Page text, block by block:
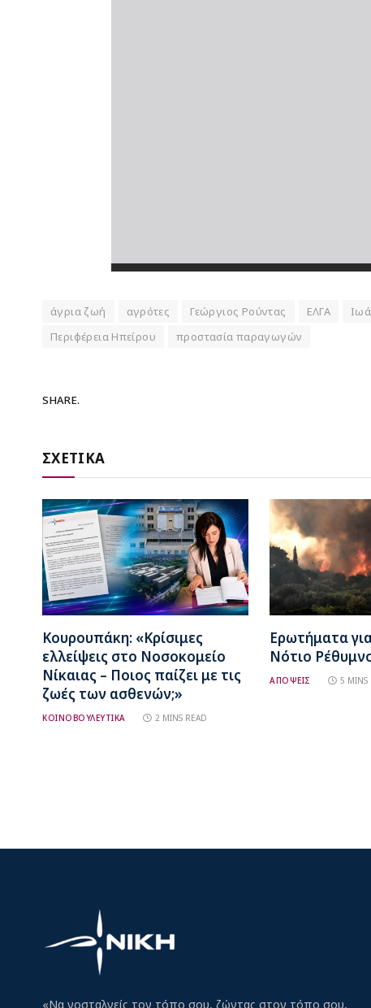
άγρια ζωή αγρότες Γεώργιος Ρούντας ΕΛΓΑ
Περιφέρεια Ηπείρου
προστασία παραγωγών
SHARE.
ΣΧΕΤΙΚΑ
Κουρουπάκη: «Κρίσιμες
ελλείψεις στο Νοσοκομείο
Νίκαιας – Ποιος παίζει με τις
ζωές των ασθενών;»
ΚΟΙΝΟΒΟΥΛΕΥΤΙΚΑ 2 MINS READ
Ερωτήματα
Νότιο
ΑΠΟΨΕΙΣ 5 MINS
«Να νοσταλγείς τον τόπο σου, ζώντας στον τόπο σου,